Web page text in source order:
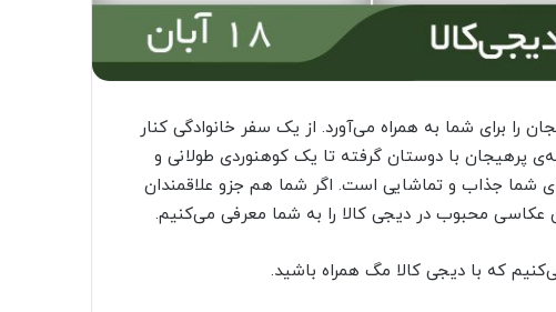
را برای شما به همراه می‌آورد. از یک سفر خانوادگی کنار
پرهیجان با دوستان گرفته تا یک کوهنوردی طولانی و
شما جذاب و تماشایی است. اگر شما هم جزو علاقمندان
که با دیجی‌ کالا مگ همراه باشید.